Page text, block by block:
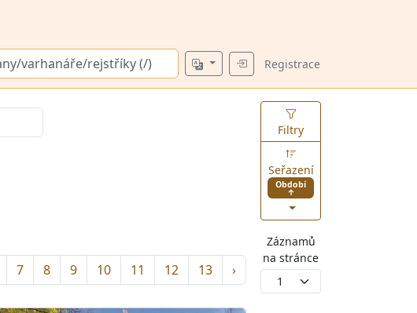
Registrace
Filtry
Seřazení
Období
↑
Záznamů
na stránce
1
7 8 9 10 11 12 13 ›